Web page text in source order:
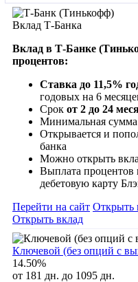
Вклад Т-Банка
Вклад в Т-Банке
процентов:
Ставка до 11,5%
годовых на 6
Срок от 2 до 24
Минимальная сумма
Открывается и
банка
Можно открыть
Выплата процентов
дебетовую карту
Перейти на сайт Открыть
Открыть вклад
Ключевой (без опций с
14.50%
от 181 дн. до 1095 дн.